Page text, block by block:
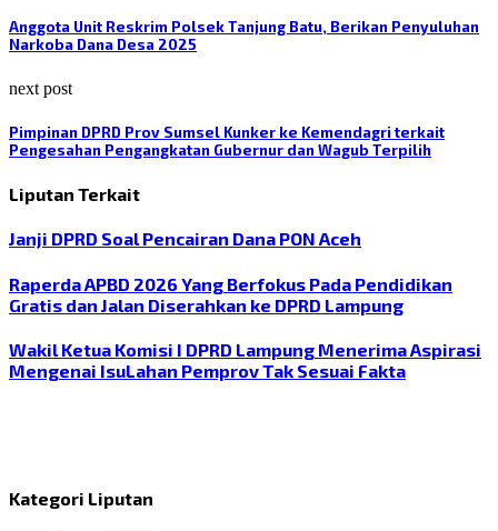
Anggota Unit Reskrim Polsek Tanjung Batu, Berikan Penyuluhan
Narkoba Dana Desa 2025
next post
Pimpinan DPRD Prov Sumsel Kunker ke Kemendagri terkait
Pengesahan Pengangkatan Gubernur dan Wagub Terpilih
Liputan Terkait
Janji DPRD Soal Pencairan Dana PON Aceh
Raperda APBD 2026 Yang Berfokus Pada Pendidikan
Gratis dan Jalan Diserahkan ke DPRD Lampung
Wakil Ketua Komisi I DPRD Lampung Menerima Aspirasi
Mengenai IsuLahan Pemprov Tak Sesuai Fakta
Kategori Liputan